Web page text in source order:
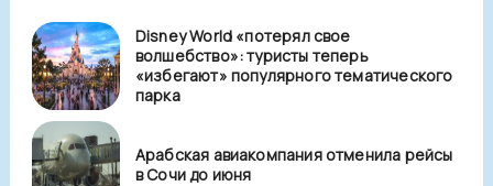
Disney World «потерял свое
волшебство»: туристы теперь
«избегают» популярного тематического
парка
Арабская авиакомпания отменила рейсы
в Сочи до июня